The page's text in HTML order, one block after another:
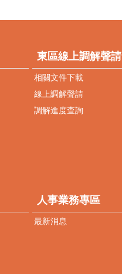
東區線上調解聲請
相關文件下載
線上調解聲請
調解進度查詢
人事業務專區
最新消息